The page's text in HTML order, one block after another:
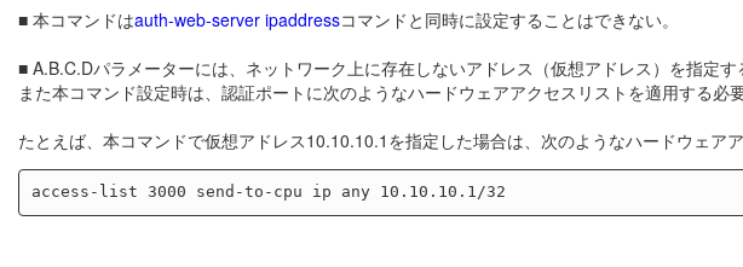
■ 本コマンドはauth-web-server ipaddressコマンドと同時に設定することはできない。
■ A.B.C.Dパラメーターには、ネットワーク上に存在しないアドレス（仮想アドレス）を指定す
また本コマンド設定時は、認証ポートに次のようなハードウェアアクセスリストを適用する必要
たとえば、本コマンドで仮想アドレス10.10.10.1を指定した場合は、次のようなハードウェア